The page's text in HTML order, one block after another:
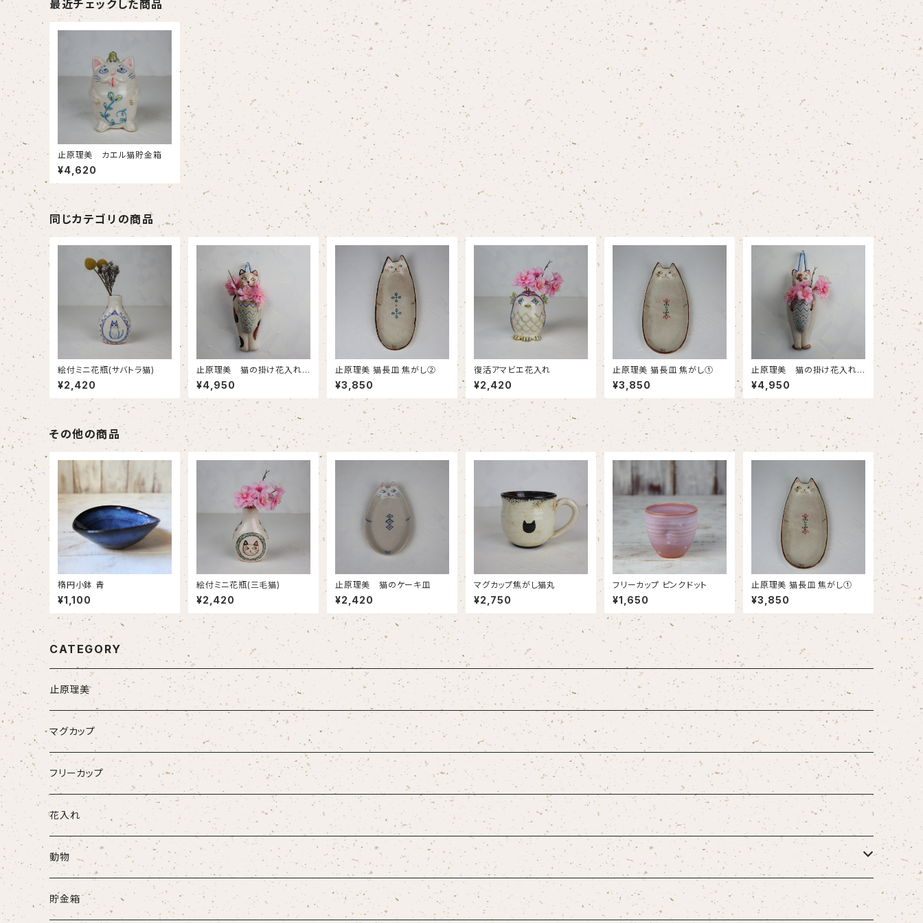
最近チェックした商品
止原理美 カエル猫貯金箱
¥4,620
同じカテゴリの商品
絵付ミニ花瓶(サバトラ猫)
¥2,420
止原理美 猫の掛け花入れ
(三毛猫)
¥4,950
止原理美 猫長皿 焦がし②
¥3,850
復活アマビエ花入れ
¥2,420
止原理美 猫長皿 焦がし①
¥3,850
止原理美 猫の掛け花入れ
(シャム猫)
¥4,950
その他の商品
楕円小鉢 青
¥1,100
絵付ミニ花瓶(三毛猫)
¥2,420
止原理美 猫のケーキ皿
¥2,420
マグカップ焦がし猫丸
¥2,750
フリーカップ ピンクドット
¥1,650
止原理美 猫長皿 焦がし①
¥3,850
CATEGORY
止原理美
マグカップ
フリーカップ
花入れ
動物
牛
貯金箱